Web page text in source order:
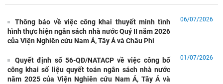
Thông báo về việc công khai thuyết minh tình
hình thực hiện ngân sách nhà nước Quý II năm 2026
của Viện Nghiên cứu Nam Á, Tây Á và Châu Phi
06/07/2026
Quyết định số 56-QĐ/NATACP về việc công bố
công khai số liệu quyết toán ngân sách nhà nước
năm 2025 của Viện Nghiên cứu Nam Á, Tây Á và
01/07/2026